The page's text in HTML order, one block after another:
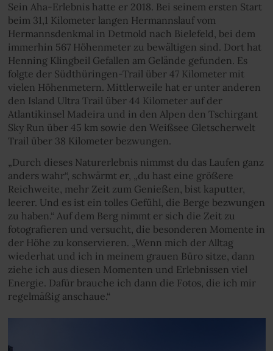
Sein Aha-Erlebnis hatte er 2018. Bei seinem ersten Start
beim 31,1 Kilometer langen Hermannslauf vom
Hermannsdenkmal in Detmold nach Bielefeld, bei dem
immerhin 567 Höhenmeter zu bewältigen sind. Dort hat
Henning Klingbeil Gefallen am Gelände gefunden. Es
folgte der Südthüringen-Trail über 47 Kilometer mit
vielen Höhenmetern. Mittlerweile hat er unter anderen
den Island Ultra Trail über 44 Kilometer auf der
Atlantikinsel Madeira und in den Alpen den Tschirgant
Sky Run über 45 km sowie den Weißsee Gletscherwelt
Trail über 38 Kilometer bezwungen.
„Durch dieses Naturerlebnis nimmst du das Laufen ganz
anders wahr“, schwärmt er, „du hast eine größere
Reichweite, mehr Zeit zum Genießen, bist kaputter,
leerer. Und es ist ein tolles Gefühl, die Berge bezwungen
zu haben.“ Auf dem Berg nimmt er sich die Zeit zu
fotografieren und versucht, die besonderen Momente in
der Höhe zu konservieren. „Wenn mich der Alltag
wiederhat und ich in meinem grauen Büro sitze, dann
ziehe ich aus diesen Momenten und Erlebnissen viel
Energie. Dafür brauche ich dann die Fotos, die ich mir
regelmäßig anschaue.“